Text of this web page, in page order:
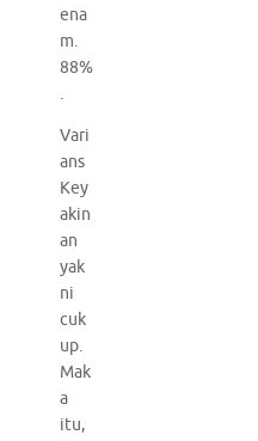
ena
m.
88%
.
Vari
ans
Key
akin
an
yak
ni
cuk
up.
Mak
a
itu,